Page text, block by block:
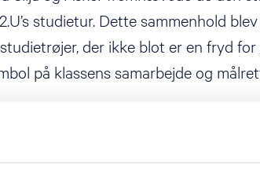
studietur. Dette sammenhold
der ikke blot er en fryd
på klassens samarbejde og
pointe særligt vigtig at have for